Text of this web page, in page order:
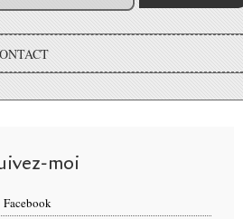
moi
Facebook